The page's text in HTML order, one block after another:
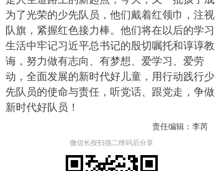
为了光荣的少先队员，他们戴着红领巾，注视
队旗，紧握红色接力棒。他们将在以后的学习
生活中牢记习近平总书记的殷切嘱托和谆谆教
诲，努力做有志向、有梦想、爱学习、爱劳
动，全面发展的新时代好儿童，用行动践行少
先队员的使命与责任，听党话、跟党走，争做
新时代好队员！
责任编辑：李芮
微信长按扫描二维码后分享